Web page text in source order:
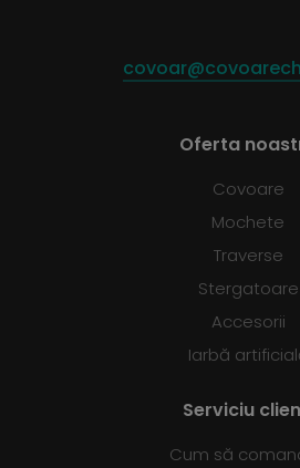
Oferta
Covoare
Mochete
Traverse
Stergatoare
Accesorii
Iarbă
Serviciu
Cum să